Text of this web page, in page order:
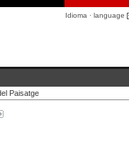
Idioma · language
Paisatge